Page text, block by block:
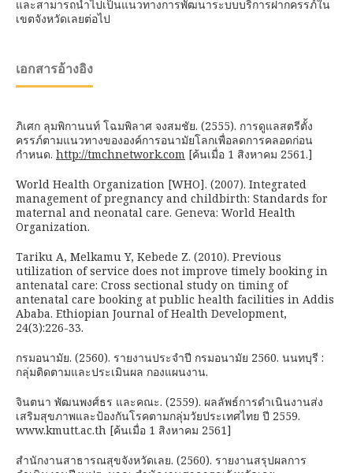
และสามารถนำไปเป็นแนวทางการพัฒนาระบบบริการฝากครรภ์ใน
เขตจังหวัดเลยต่อไป
เอกสารอ้างอิง
ภิเศก ลุมพิกานนท์ โฉมพิลาศ จงสมชัย. (2555). การดูแลสตรีตั้ง
ครรภ์ตามแนวทางขององค์การอนามัยโลกเพื่อลดการคลอดก่อน
กำหนด. http://tmchnetwork.com [ค้นเมื่อ 1 สิงหาคม 2561.]
World Health Organization [WHO]. (2007). Integrated
management of pregnancy and childbirth: Standards for
maternal and neonatal care. Geneva: World Health
Organization.
Tariku A, Melkamu Y, Kebede Z. (2010). Previous
utilization of service does not improve timely booking in
antenatal care: Cross sectional study on timing of
antenatal care booking at public health facilities in Addis
Ababa. Ethiopian Journal of Health Development,
24(3):226-33.
กรมอนามัย. (2560). รายงานประจำปี กรมอนามัย 2560. นนทบุรี :
กลุ่มติดตามและประเมินผล กองแผนงาน.
จินตนา พัฒนพงศ์ธร และคณะ. (2559). ผลลัพธ์การดำเนินงานส่ง
เสริมสุขภาพและป้องกันโรคตามกลุ่มวัยประเทศไทย ปี 2559.
www.kmutt.ac.th [ค้นเมื่อ 1 สิงหาคม 2561]
สำนักงานสาธารณสุขจังหวัดเลย. (2560). รายงานสรุปผลการ